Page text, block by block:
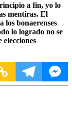
a fin, yo lo
mentiras. El
los bonaerenses
lo logrado no se